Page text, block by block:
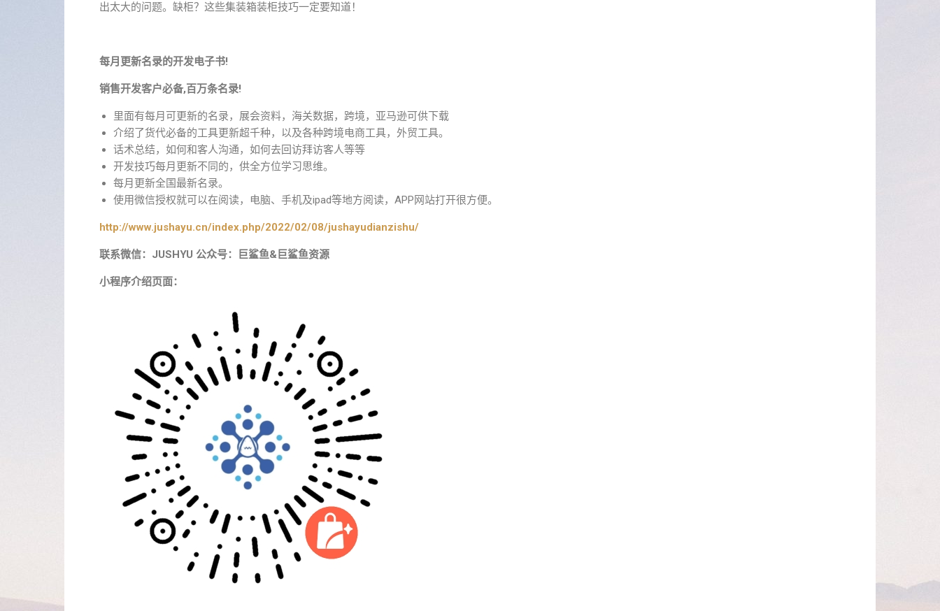
出太大的问题。缺柜？这些集装箱装柜技巧一定要知道！
每月更新名录的开发电子书!
销售开发客户必备,百万条名录!
里面有每月可更新的名录，展会资料，海关数据，跨境，亚马逊可供下载
介绍了货代必备的工具更新超千种，以及各种跨境电商工具，外贸工具。
话术总结，如何和客人沟通，如何去回访拜访客人等等
开发技巧每月更新不同的，供全方位学习思维。
每月更新全国最新名录。
使用微信授权就可以在阅读，电脑、手机及ipad等地方阅读，APP网站打开很方便。
http://www.jushayu.cn/index.php/2022/02/08/jushayudianzishu/
联系微信：JUSHYU 公众号：巨鲨鱼&巨鲨鱼资源
小程序介绍页面：